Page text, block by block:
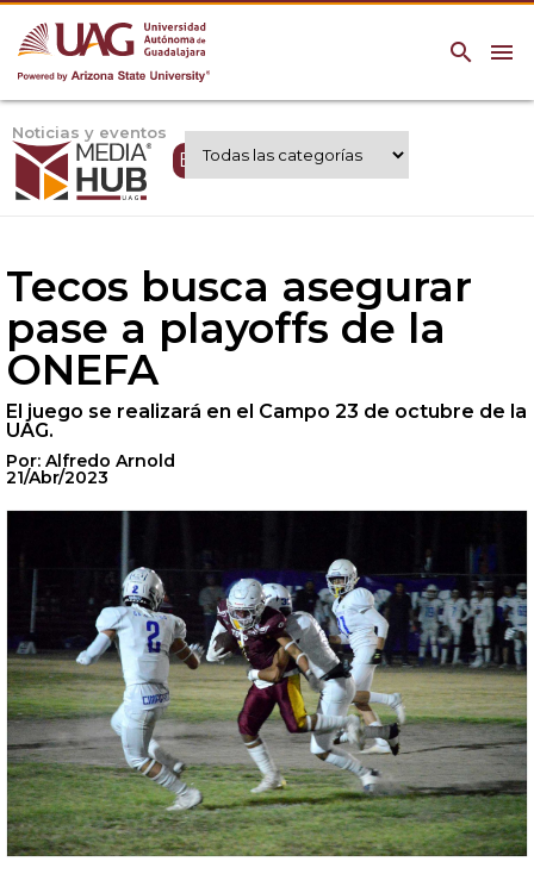
menu
search
Noticias y eventos
Expertos UAG
Tecos busca asegurar
pase a playoffs de la
ONEFA
El juego se realizará en el Campo 23 de octubre de la
UAG.
Por: Alfredo Arnold
21/Abr/2023